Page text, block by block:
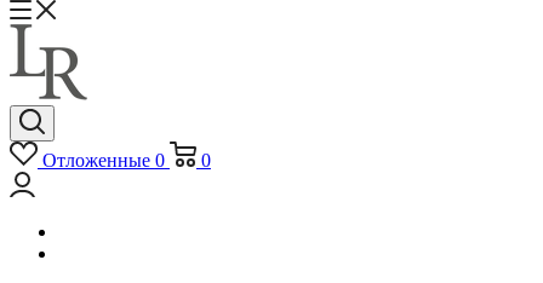
Отложенные 0 0